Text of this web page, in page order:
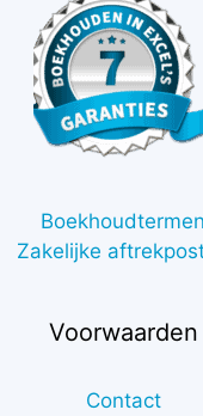
Boekhoudtermen
Zakelijke
Voorwaarden
Contact